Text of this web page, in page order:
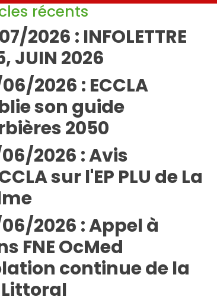
récents
2026 : INFOLETTRE
JUIN 2026
2026 : ECCLA
son guide
2050
2026 : Avis
sur l'EP PLU de La
2026 : Appel à
FNE OcMed
continue de la
Littoral